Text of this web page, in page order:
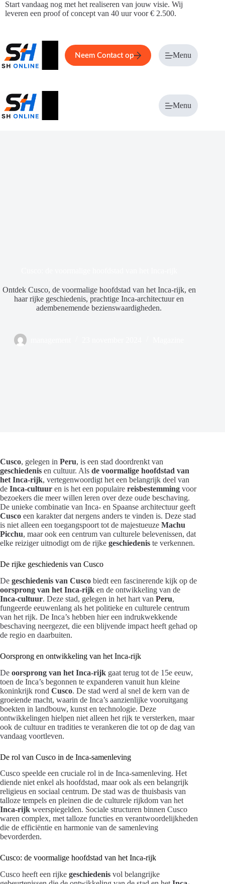
Ga
naar
Start vandaag nog met het realiseren van jouw visie. Wij
leveren een proof of concept van 40 uur voor € 2.500.
Home Service Over ons
Neem Contact op Menu
Menu
Ontdek Cusco, de voormalige hoofdstad van het Inca-rijk, en
haar rijke geschiedenis, prachtige Inca-architectuur en
adembenemende bezienswaardigheden.
Cusco, gelegen in Peru, is een stad doordrenkt van
geschiedenis en cultuur. Als de voormalige hoofdstad van
het Inca-rijk, vertegenwoordigt het een belangrijk deel van
de Inca-cultuur en is het een populaire reisbestemming voor
bezoekers die meer willen leren over deze oude beschaving.
De unieke combinatie van Inca- en Spaanse architectuur geeft
Cusco een karakter dat nergens anders te vinden is. Deze stad
is niet alleen een toegangspoort tot de majestueuze Machu
Picchu, maar ook een centrum van culturele belevenissen, dat
elke reiziger uitnodigt om de rijke geschiedenis te verkennen.
De rijke geschiedenis van Cusco
De geschiedenis van Cusco biedt een fascinerende kijk op de
oorsprong van het Inca-rijk en de ontwikkeling van de
Inca-cultuur. Deze stad, gelegen in het hart van Peru,
fungeerde eeuwenlang als het politieke en culturele centrum
van het rijk. De Inca’s hebben hier een indrukwekkende
beschaving neergezet, die een blijvende impact heeft gehad op
de regio en daarbuiten.
Oorsprong en ontwikkeling van het Inca-rijk
De oorsprong van het Inca-rijk gaat terug tot de 15e eeuw,
toen de Inca’s begonnen te expanderen vanuit hun kleine
koninkrijk rond Cusco. De stad werd al snel de kern van de
groeiende macht, waarin de Inca’s aanzienlijke vooruitgang
boekten in landbouw, kunst en technologie. Deze
ontwikkelingen hielpen niet alleen het rijk te versterken, maar
ook de cultuur en tradities te verankeren die tot op de dag van
vandaag voortleven.
De rol van Cusco in de Inca-samenleving
Cusco speelde een cruciale rol in de Inca-samenleving. Het
diende niet enkel als hoofdstad, maar ook als een belangrijk
religieus en sociaal centrum. De stad was de thuisbasis van
talloze tempels en pleinen die de culturele rijkdom van het
Inca-rijk weerspiegelden. Sociale structuren binnen Cusco
waren complex, met talloze functies en verantwoordelijkheden
die de efficiëntie en harmonie van de samenleving
bevorderden.
Cusco: de voormalige hoofdstad van het Inca-rijk
Cusco heeft een rijke geschiedenis vol belangrijke